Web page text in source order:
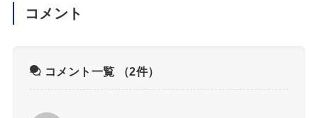
コメント
コメント一覧 （2件）